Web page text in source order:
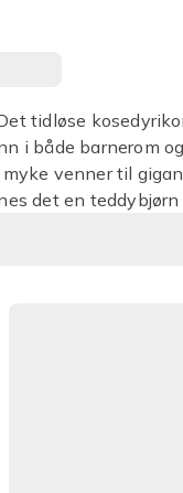
tidløse
i både barnerom
venner til
det en